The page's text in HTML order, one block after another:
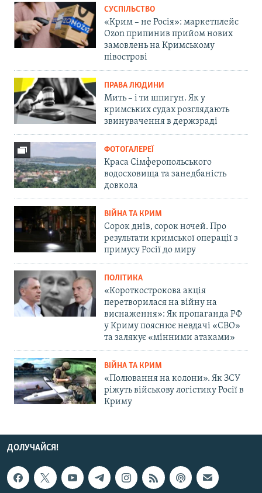
СУСПІЛЬСТВО
«Крим – не Росія»: маркетплейс
Ozon припинив прийом нових
замовлень на Кримському
півострові
ПРАВА ЛЮДИНИ
Мить – і ти шпигун. Як у
кримських судах розглядають
звинувачення в держзраді
ФОТОГАЛЕРЕЇ
Краса Сімферопольського
водосховища та занедбаність
довкола
ВІЙНА ТА КРИМ
Сорок днів, сорок ночей. Про
результати кримської операції з
примусу Росії до миру
ПОЛІТИКА
«Короткострокова акція
перетворилася на війну на
виснаження»: Як пропаганда РФ
у Криму пояснює невдачі «СВО»
та залякує «мінними атаками»
ВІЙНА ТА КРИМ
«Полювання на колони». Як ЗСУ
ріжуть військову логістику Росії в
Криму
ДОЛУЧАЙСЯ!